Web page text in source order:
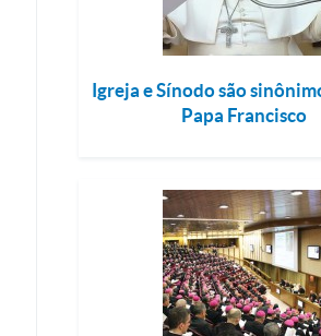
Igreja e Sínodo são
Papa Francisco